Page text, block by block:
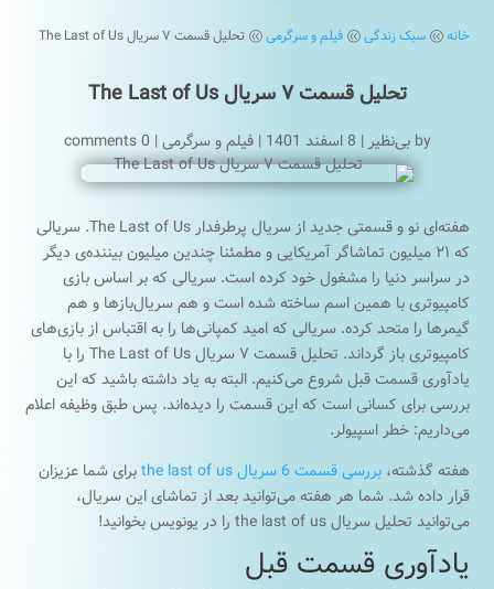
خانه @ سبک زندگی @ فیلم و سرگرمی @ تحلیل قسمت ۷ سریال The Last of Us
تحلیل قسمت ۷ سریال The Last of Us
by بی‌نظیر | 8 اسفند 1401 |فیلم و سرگرمی|
0 comments
هفته‌ای نو و قسمتی جدید از سریال پرطرفدار The Last of Us. سریالی
که ۲۱ میلیون تماشاگر آمریکایی و مطمئنا چندین میلیون بیننده‌ی دیگر
در سراسر دنیا را مشغول خود کرده است. سریالی که بر اساس بازی
کامپیوتری با همین اسم ساخته شده است و هم سریال‌بازها و هم
گیمر‌ها را متحد کرده. سریالی که امید کمپانی‌ها را به اقتباس از بازی‌های
کامپیوتری باز گرداند. تحلیل قسمت ۷ سریال The Last of Us را با
یادآوری قسمت قبل شروع می‌کنیم. البته به یاد داشته باشید که این
بررسی برای کسانی است که این قسمت را دیده‌اند. پس طبق وظیفه اعلام
می‌داریم: خطر اسپیولر.
هفته گذشته،بررسی قسمت 6 سریال the last of us
برای شما عزیزان
قرار داده شد. شما هر هفته می‌توانید بعد از تماشای این سریال،
می‌توانید تحلیل سریال the last of us را در یونویس بخوانید!
یادآوری قسمت قبل